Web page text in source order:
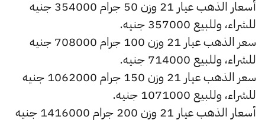
أسعار الذهب عيار 21 وزن 50 جرام 354000 جنيه
للشراء، وللبيع 357000 جنيه.
سعر الذهب عيار 21 وزن 100 جرام 708000 جنيه
للشراء، وللبيع 714000 جنيه.
سعر الذهب عيار 21 وزن 150 جرام 1062000 جنيه
للشراء، وللبيع 1071000 جنيه.
أسعار الذهب عيار 21 وزن 200 جرام 1416000 جنيه